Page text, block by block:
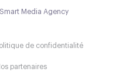
Media Agency
de confidentialité
partenaires